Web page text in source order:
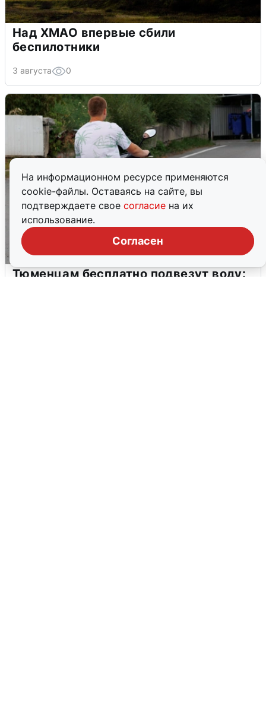
На информационном ресурсе применяются
cookie-файлы. Оставаясь на сайте, вы
подтверждаете свое согласие на их
использование.
Согласен
Над ХМАО впервые сбили
беспилотники
3 августа 0
Тюменцам бесплатно подвезут воду: